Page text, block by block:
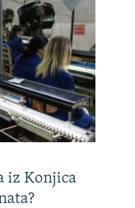
iz Konjica